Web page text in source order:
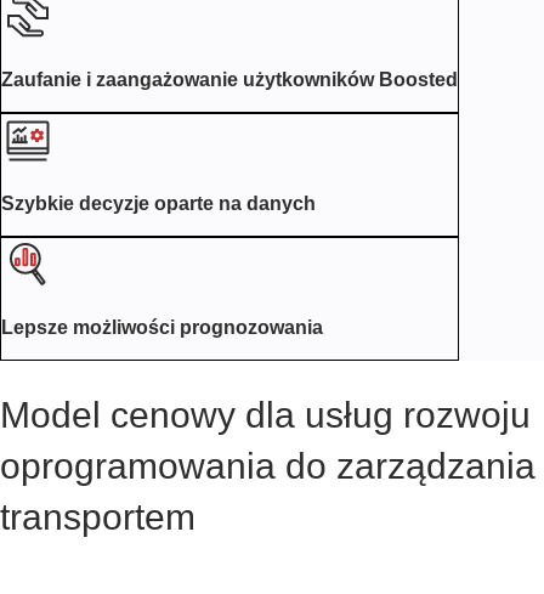
Zaufanie i zaangażowanie użytkowników Boosted
Szybkie decyzje oparte na danych
Lepsze możliwości prognozowania
Model cenowy dla usług rozwoju
oprogramowania do zarządzania
transportem